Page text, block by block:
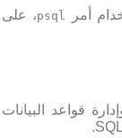
أمر psql، على
قواعد البيانات